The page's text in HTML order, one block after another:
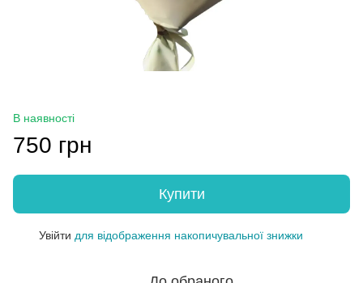
В наявності
750 грн
Купити
Увійти для відображення накопичувальної знижки